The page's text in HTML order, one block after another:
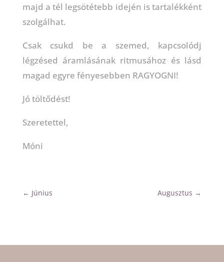
majd a tél legsötétebb idején is tartalékként
szolgálhat.
Csak csukd be a szemed, kapcsolódj
légzésed áramlásának ritmusához és lásd
magad egyre fényesebben RAGYOGNI!
Jó töltődést!
Szeretettel,
Móni
← Június Augusztus →